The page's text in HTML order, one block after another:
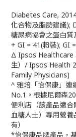
Diabetes Care,
化合物及脂肪建議);
糖尿病協會之蛋白質
+ GI = 41(粉裝); GI
Δ Ipsos Healthcare
生）/ Ipsos Health
Family Physicians)
^ 雅培「怡保康」連
No.1。根據尼爾森
便利店（該產品適
血糖人士）專用營
有）
*怡保康品牌產品，